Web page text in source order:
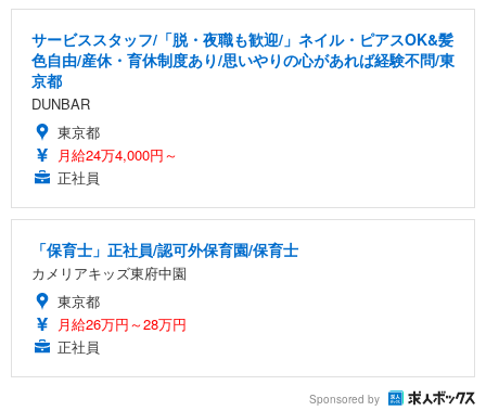
サービススタッフ/「脱・夜職も歓迎/」ネイル・ピアスOK&髪
色自由/産休・育休制度あり/思いやりの心があれば経験不問/東
京都
DUNBAR
東京都
月給24万4,000円～
正社員
「保育士」正社員/認可外保育園/保育士
カメリアキッズ東府中園
東京都
月給26万円～28万円
正社員
Sponsored by